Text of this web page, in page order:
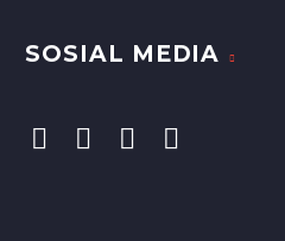
SOSIAL MEDIA